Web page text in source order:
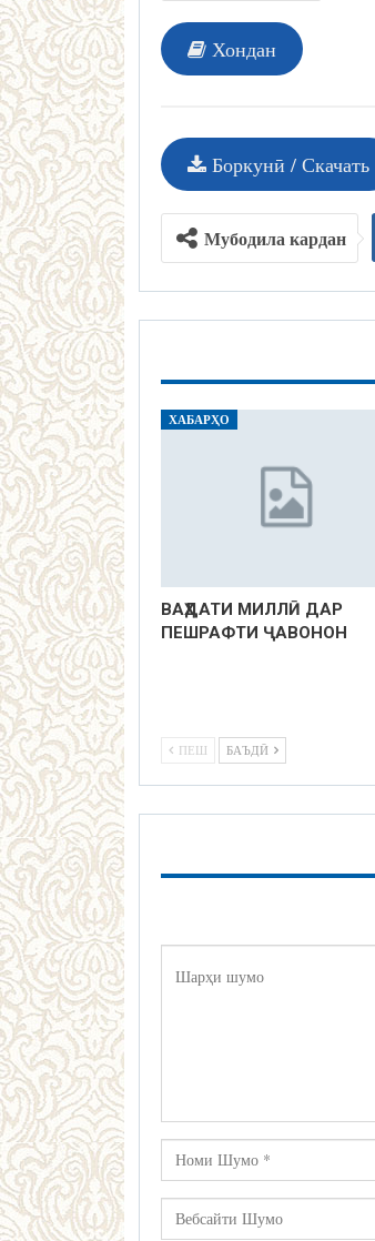
Хондан
Боркунӣ / Скачать
Мубодила кардан
ХАБАРҲО
ВАҲДАТИ МИЛЛӢ ДАР
ПЕШРАФТИ ҶАВОНОН
ПЕШ БАЪДӢ